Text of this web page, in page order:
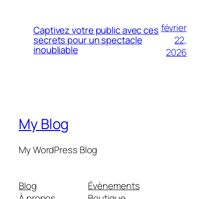
Captivez votre public avec ces
secrets pour un spectacle
inoubliable
février
22,
2026
My Blog
My WordPress Blog
Blog
Évènements